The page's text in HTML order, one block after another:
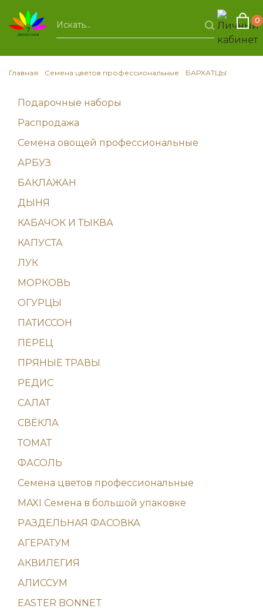
0
Главная Семена цветов профессиональные БАРХАТЦЫ
Подарочные наборы
Распродажа
Семена овощей профессиональные
АРБУЗ
БАКЛАЖАН
ДЫНЯ
КАБАЧОК И ТЫКВА
КАПУСТА
ЛУК
МОРКОВЬ
ОГУРЦЫ
ПАТИССОН
ПЕРЕЦ
ПРЯНЫЕ ТРАВЫ
РЕДИС
САЛАТ
СВЁКЛА
ТОМАТ
ФАСОЛЬ
Семена цветов профессиональные
MAXI Семена в большой упаковке
PАЗДЕЛЬНАЯ ФАСОВКА
АГЕРАТУМ
АКВИЛЕГИЯ
АЛИССУМ
EASTER BONNET